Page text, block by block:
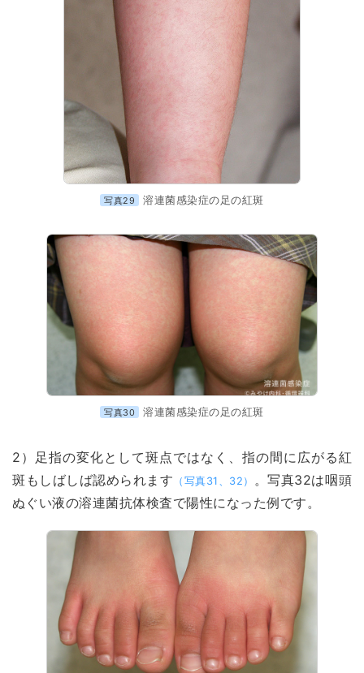
写真29 溶連菌感染症の足の紅斑
写真30 溶連菌感染症の足の紅斑
2）足指の変化として斑点ではなく、指の間に広がる紅
斑もしばしば認められます （写真31、32） 。写真32は咽頭
ぬぐい液の溶連菌抗体検査で陽性になった例です。